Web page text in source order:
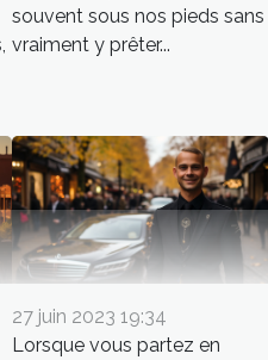
souvent sous nos pieds sans
vraiment y prêter...
27 juin 2023 19:34
Lorsque vous partez en